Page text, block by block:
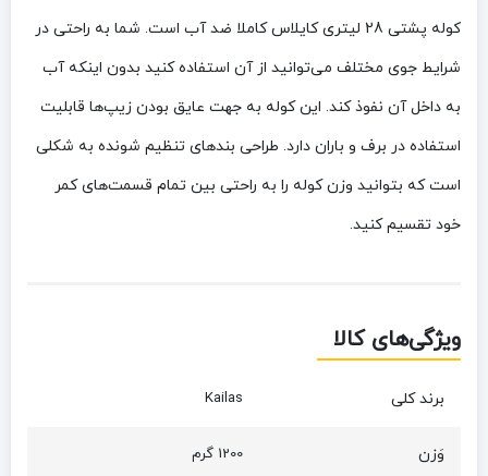
کوله پشتی 28 لیتری کایلاس کاملا ضد آب است. شما به راحتی در
شرایط جوی مختلف می‌توانید از آن استفاده کنید بدون اینکه آب
به داخل آن نفوذ کند. این کوله به جهت عایق بودن زیپ‌ها قابلیت
استفاده در برف و باران دارد. طراحی بندهای تنظیم شونده به شکلی
است که بتوانید وزن کوله را به راحتی بین تمام قسمت‌های کمر
خود تقسیم کنید.
ویژگی‌های کالا
برند کلی Kailas
وَزن 1200 گرم